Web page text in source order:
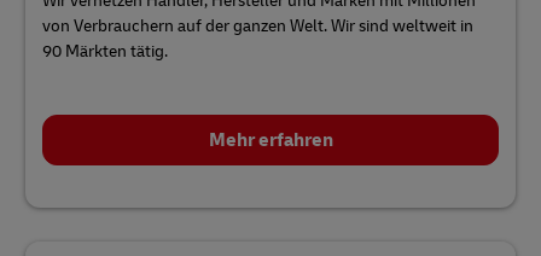
von Verbrauchern auf der ganzen Welt. Wir sind weltweit in
90 Märkten tätig.
Mehr erfahren